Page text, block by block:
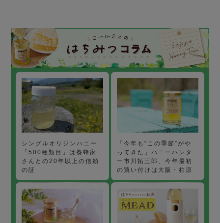
シングルオリジンハニー
「500種類目」は養蜂家
さんとの20年以上の信頼
の証
「今年も“この季節”がや
ってきた」ハニーハンタ
ー市川拓三郎、今年最初
の買い付けは大阪・柏原